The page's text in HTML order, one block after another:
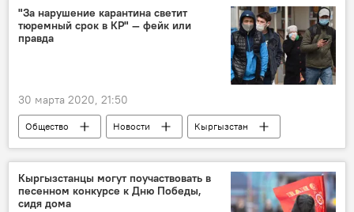
Владимир Путин
разговор
Распространение нового коронавируса COVID-19 в мире
"За нарушение карантина светит
тюремный срок в КР" — фейк или
правда
30 марта 2020, 21:50
Общество Новости
Кыргызстан
Карантин
Владимир Плужник
штаб
коронавирус
Чрезвычайное положение в Кыргызстане
Кыргызстанцы могут поучаствовать в
песенном конкурсе к Дню Победы,
сидя дома